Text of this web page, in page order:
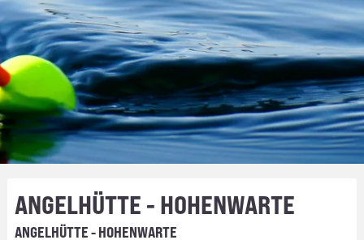
ANGELHÜTTE - HOHENWARTE
ANGELHÜTTE - HOHENWARTE